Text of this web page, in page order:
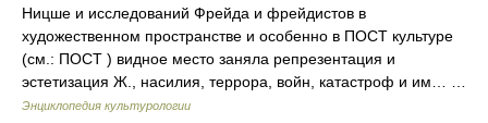
Ницше и исследований Фрейда и фрейдистов в
художественном пространстве и особенно в ПОСТ культуре
(см.: ПОСТ ) видное место заняла репрезентация и
эстетизация Ж., насилия, террора, войн, катастроф и им… …
Энциклопедия культурологии